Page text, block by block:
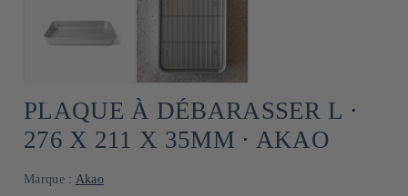
PLAQUE À DÉBARASSER L ⋅
276 X 211 X 35MM ⋅ AKAO
Marque : Akao